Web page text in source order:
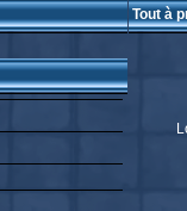
Tout à